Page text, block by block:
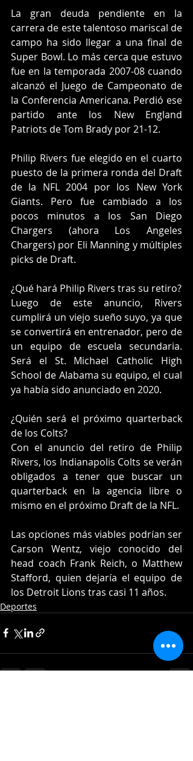
La gran deuda pendiente en la
carrera de este talentoso mariscal de
campo ha sido llegar a una final de
Super Bowl. Lo más cerca que estuvo
fue en la temporada 2007-08 cuando
alcanzó el Juego de Campeonato de
la Conferencia Americana. Perdió ese
partido ante los New England
Patriots de Tom Brady por 21-12.
Philip Rivers fue elegido en el cuarto
puesto de la primera ronda del Draft
de la NFL 2004 por los New York
Giants. Pero fue cambiado a los
pocos minutos a los San Diego
Chargers (ahora Los Angeles
Chargers) por Eli Manning y múltiples
picks de Draft.
¿Qué hará Philip Rivers tras su retiro?
Luego de este anuncio, Rivers
cumplirá un viejo sueño suyo, ya que
se convertirá en entrenador, pero de
un equipo de escuela secundaria.
Será el St. Michael Catholic High
School de Alabama su equipo, el cual
ya había sido anunciado en 2020.
¿Quién será el próximo quarterback
de los Colts?
Con el anuncio del retiro de Philip
Rivers, los Indianapolis Colts se verán
obligados a tener que buscar un
quarterback en la agencia libre o
mismo en el próximo Draft de la NFL.
Las opciones más viables podrían ser
Carson Wentz, viejo conocido del
head coach Frank Reich, o Matthew
Stafford, quien dejaría el equipo de
los Detroit Lions tras casi 11 años.
Deportes